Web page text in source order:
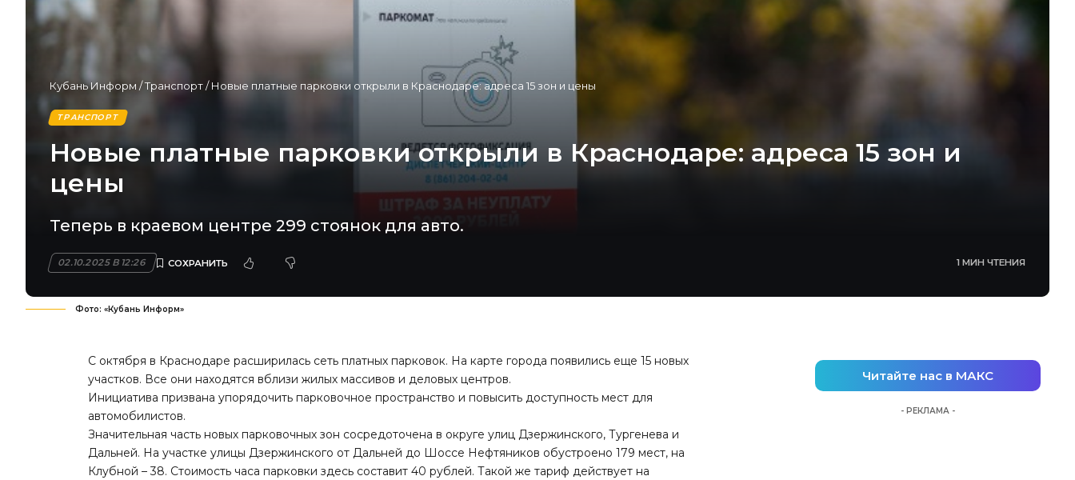
Кубань Информ /Транспорт/Новые платные парковки открыли в Краснодаре: адреса 15 зон и цены
ТРАНСПОРТ
Новые платные парковки открыли в Краснодаре: адреса 15 зон и
цены
Теперь в краевом центре 299 стоянок для авто.
02.10.2025 В 12:26 1 МИН ЧТЕНИЯ
Фото: «Кубань Информ»
С октября в Краснодаре расширилась сеть платных парковок. На карте города появились еще 15 новых
участков. Все они находятся вблизи жилых массивов и деловых центров.
Инициатива призвана упорядочить парковочное пространство и повысить доступность мест для
автомобилистов.
Значительная часть новых парковочных зон сосредоточена в округе улиц Дзержинского, Тургенева и
Дальней. На участке улицы Дзержинского от Дальней до Шоссе Нефтяников обустроено 179 мест, на
Клубной – 38. Стоимость часа парковки здесь составит 40 рублей. Такой же тариф действует на
Читайте нас в МАКС
- РЕКЛАМА -